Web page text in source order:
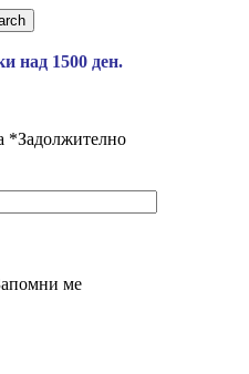
над 1500 ден.
*Задолжително
ме